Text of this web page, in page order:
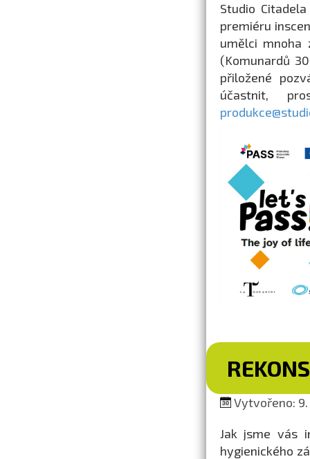
Studio
premiéru
umělci mnoha
(Komunardů
přiložené
účastnit,
Vytvořeno: 9.
Jak jsme vás
hygienického